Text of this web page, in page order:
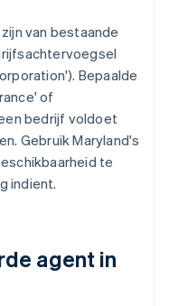
van bestaande
Bepaalde
of
bedrijf voldoet
Gebruik Maryland's
te
indient.
agent in